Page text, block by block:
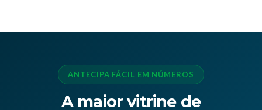
ANTECIPA FÁCIL EM NÚMEROS
A maior vitrine de